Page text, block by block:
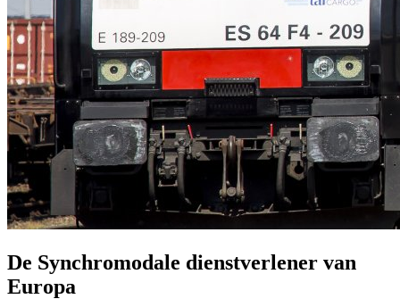
De Synchromodale dienstverlener van
Europa